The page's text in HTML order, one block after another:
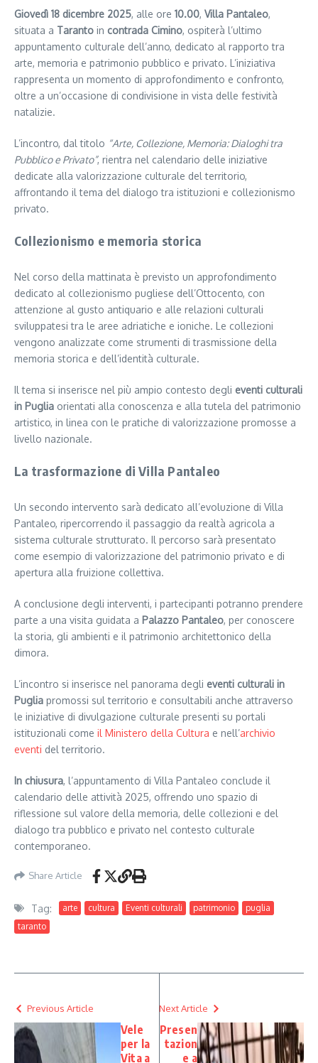
Giovedì 18 dicembre 2025, alle ore 10.00, Villa Pantaleo,
situata a Taranto in contrada Cimino, ospiterà l’ultimo
appuntamento culturale dell’anno, dedicato al rapporto tra
arte, memoria e patrimonio pubblico e privato. L’iniziativa
rappresenta un momento di approfondimento e confronto,
oltre a un’occasione di condivisione in vista delle festività
natalizie.
L’incontro, dal titolo “Arte, Collezione, Memoria: Dialoghi tra
Pubblico e Privato”, rientra nel calendario delle iniziative
dedicate alla valorizzazione culturale del territorio,
affrontando il tema del dialogo tra istituzioni e collezionismo
privato.
Collezionismo e memoria storica
Nel corso della mattinata è previsto un approfondimento
dedicato al collezionismo pugliese dell’Ottocento, con
attenzione al gusto antiquario e alle relazioni culturali
sviluppatesi tra le aree adriatiche e ioniche. Le collezioni
vengono analizzate come strumenti di trasmissione della
memoria storica e dell’identità culturale.
Il tema si inserisce nel più ampio contesto degli eventi culturali
in Puglia orientati alla conoscenza e alla tutela del patrimonio
artistico, in linea con le pratiche di valorizzazione promosse a
livello nazionale.
La trasformazione di Villa Pantaleo
Un secondo intervento sarà dedicato all’evoluzione di Villa
Pantaleo, ripercorrendo il passaggio da realtà agricola a
sistema culturale strutturato. Il percorso sarà presentato
come esempio di valorizzazione del patrimonio privato e di
apertura alla fruizione collettiva.
A conclusione degli interventi, i partecipanti potranno prendere
parte a una visita guidata a Palazzo Pantaleo, per conoscere
la storia, gli ambienti e il patrimonio architettonico della
dimora.
L’incontro si inserisce nel panorama degli eventi culturali in
Puglia promossi sul territorio e consultabili anche attraverso
le iniziative di divulgazione culturale presenti su portali
istituzionali come il Ministero della Cultura e nell’archivio
eventi del territorio.
In chiusura, l’appuntamento di Villa Pantaleo conclude il
calendario delle attività 2025, offrendo uno spazio di
riflessione sul valore della memoria, delle collezioni e del
dialogo tra pubblico e privato nel contesto culturale
contemporaneo.
Share Article
Tag: arte cultura Eventi culturali patrimonio
puglia
taranto
Previous Article
Vele
per la
Vita a
Next Article
Presen
tazion
e a